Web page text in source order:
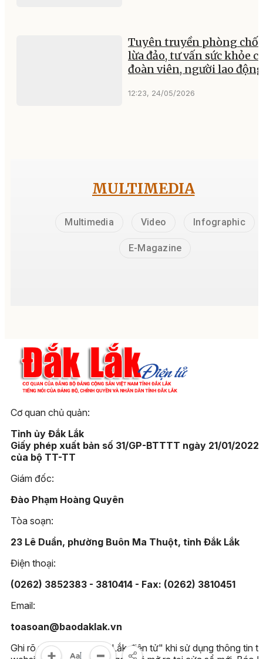
Tuyên truyền phòng
lừa đảo, tư vấn sức khỏe
đoàn viên, người lao động
12:23, 24/05/2026
MULTIMEDIA
Multimedia Video Infographic
E-Magazine
Cơ quan chủ quản:
Tỉnh ủy Đắk Lắk
Giấy phép xuất bản số 31/GP-BTTTT ngày 21/01/2022
của bộ TT-TT
Giám đốc:
Đào Phạm Hoàng Quyên
Tòa soạn:
23 Lê Duẩn, phường Buôn Ma Thuột, tỉnh Đắk Lắk
Điện thoại:
(0262) 3852383 - 3810414 - Fax: (0262) 3810451
Email:
toasoan@baodaklak.vn
Ghi rõ nguồn "Báo Đắk Lắk điện tử" khi sử dụng thông tin